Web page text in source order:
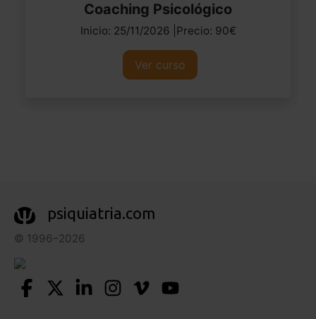
Coaching Psicológico
Inicio: 25/11/2026 |Precio: 90€
Ver curso
psiquiatria.com
© 1996–2026